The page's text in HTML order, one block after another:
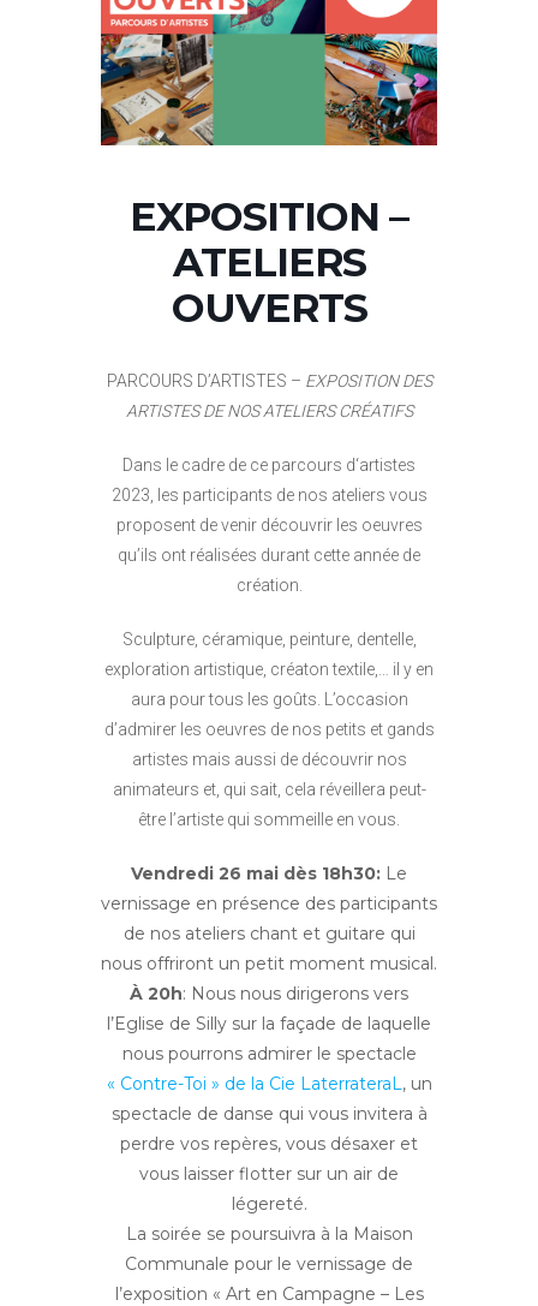
EXPOSITION –
ATELIERS
OUVERTS
PARCOURS D’ARTISTES – EXPOSITION DES
ARTISTES DE NOS ATELIERS CRÉATIFS
Dans le cadre de ce parcours d‘artistes
2023, les participants de nos ateliers vous
proposent de venir découvrir les oeuvres
qu’ils ont réalisées durant cette année de
création.
Sculpture, céramique, peinture, dentelle,
exploration artistique, créaton textile,… il y en
aura pour tous les goûts. L’occasion
d’admirer les oeuvres de nos petits et gands
artistes mais aussi de découvrir nos
animateurs et, qui sait, cela réveillera peut-
être l’artiste qui sommeille en vous.
Vendredi 26 mai dès 18h30: Le
vernissage en présence des participants
de nos ateliers chant et guitare qui
nous offriront un petit moment musical.
À 20h: Nous nous dirigerons vers
l’Eglise de Silly sur la façade de laquelle
nous pourrons admirer le spectacle
« Contre-Toi » de la Cie LaterrateraL, un
spectacle de danse qui vous invitera à
perdre vos repères, vous désaxer et
vous laisser flotter sur un air de
légereté.
La soirée se poursuivra à la Maison
Communale pour le vernissage de
l’exposition « Art en Campagne – Les